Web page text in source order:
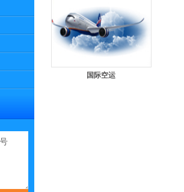
国际空运